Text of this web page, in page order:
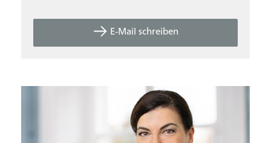
E-Mail schreiben